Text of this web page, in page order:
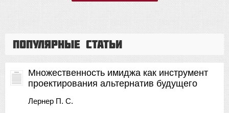
Популярные статьи
Множественность имиджа как инструмент
проектирования альтернатив будущего
Лернер П. С.